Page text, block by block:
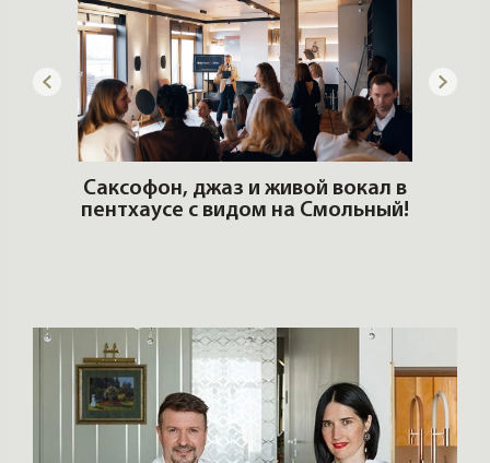
Саксофон, джаз и живой вокал в
пентхаусе с видом на Смольный!